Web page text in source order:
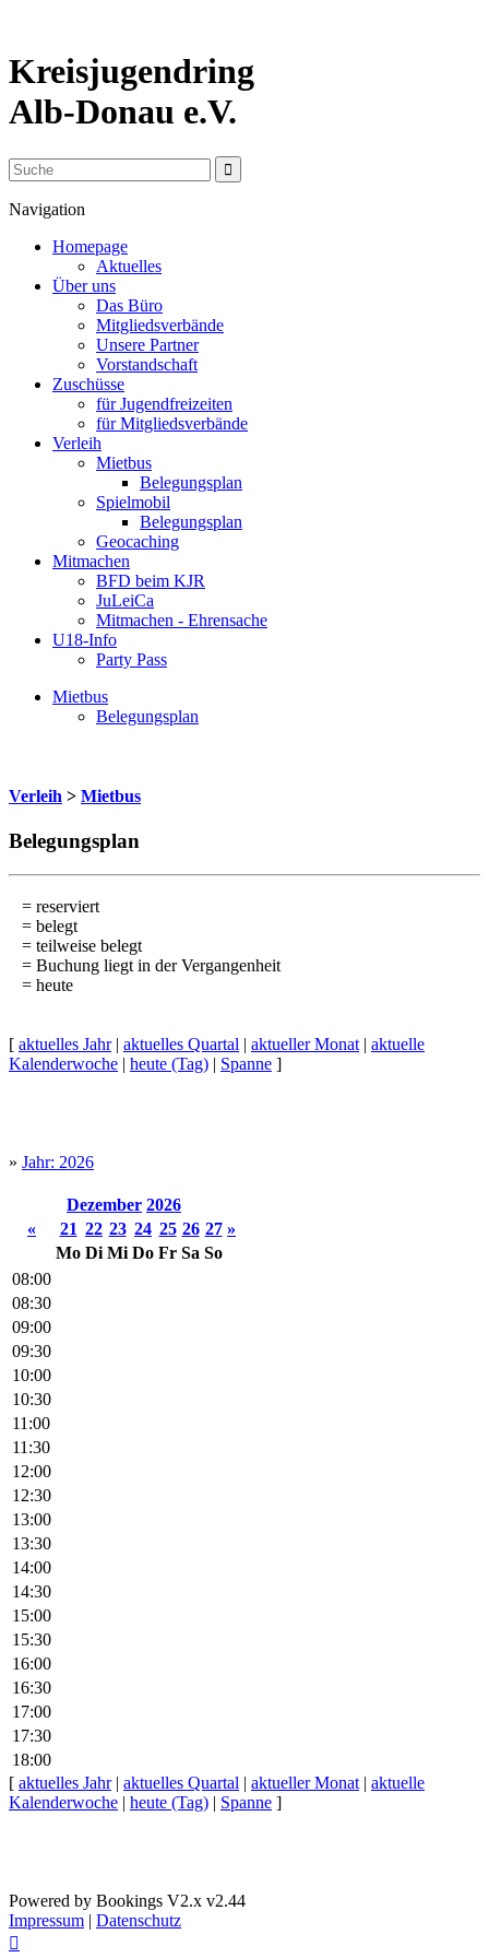
Kreisjugendring
Alb-Donau e.V.
Navigation
Homepage
Aktuelles
Über uns
Das Büro
Mitgliedsverbände
Unsere Partner
Vorstandschaft
Zuschüsse
für Jugendfreizeiten
für Mitgliedsverbände
Verleih
Mietbus
Belegungsplan
Spielmobil
Belegungsplan
Geocaching
Mitmachen
BFD beim KJR
JuLeiCa
Mitmachen - Ehrensache
U18-Info
Party Pass
Mietbus
Belegungsplan
Verleih > Mietbus
Belegungsplan
= reserviert
= belegt
= teilweise belegt
= Buchung liegt in der Vergangenheit
= heute
[ aktuelles Jahr| aktuelles Quartal | aktueller Monat | aktuelle
Kalenderwoche | heute (Tag) | Spanne ]
» Jahr: 2026
Dezember 2026
«
21 22 23 24 25 26 27 »
Mo Di Mi Do Fr Sa So
08:00
08:30
09:00
09:30
10:00
10:30
11:00
11:30
12:00
12:30
13:00
13:30
14:00
14:30
15:00
15:30
16:00
16:30
17:00
17:30
18:00
[ aktuelles Jahr| aktuelles Quartal | aktueller Monat | aktuelle
Kalenderwoche | heute (Tag) | Spanne ]
Powered by Bookings V2.x v2.44
Impressum | Datenschutz